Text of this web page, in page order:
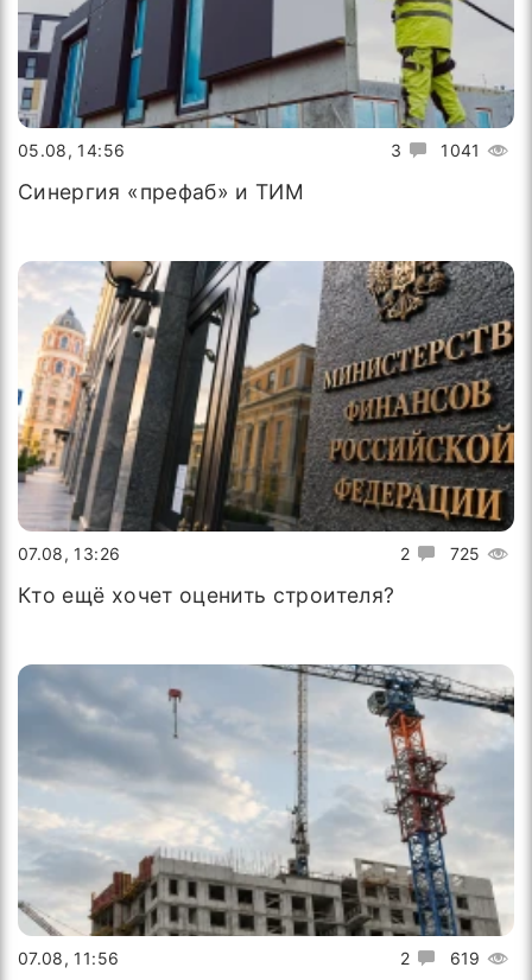
3 1041
05.08, 14:56
Синергия «префаб» и ТИМ
2 725
07.08, 13:26
Кто ещё хочет оценить строителя?
2 619
07.08, 11:56